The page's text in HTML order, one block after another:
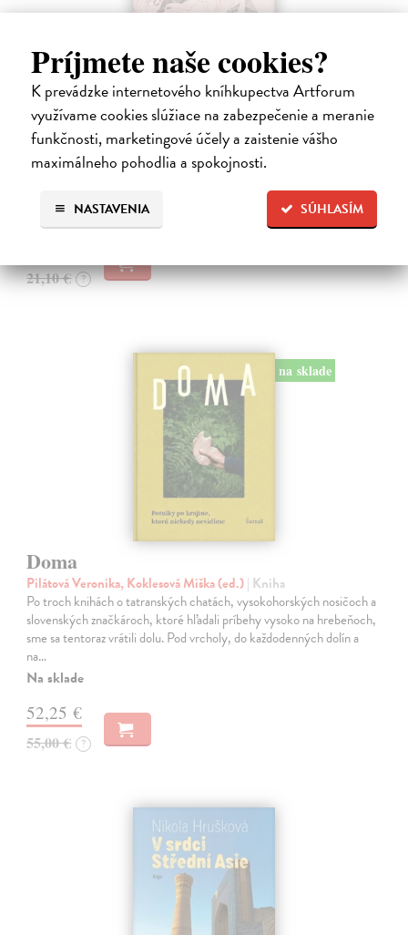
Príjmete naše cookies?
K prevádzke internetového kníhkupectva Artforum
využívame cookies slúžiace na zabezpečenie a meranie
funkčnosti, marketingové účely a zaistenie vášho
maximálneho pohodlia a spokojnosti.
SÚHLASÍM
NASTAVENIA
Obušky a chačapuri
Karlíková Eva| Kniha
Kniha přináší svědectví o společenské, politické a kulturní situaci
Gruzie v přelomovém období 2024–2025, kdy se mladá demokracie
s proevropským směřováním proměnila ve stát ovládaný jednou
Na sklade
21,10 € ?
na sklade
Doma
Pilátová Veronika, Koklesová Miška (ed.)| Kniha
Po troch knihách o tatranských chatách, vysokohorských nosičoch a
slovenských značkároch, ktoré hľadali príbehy vysoko na hrebeňoch,
sme sa tentoraz vrátili dolu. Pod vrcholy, do každodenných dolín a
na…
Na sklade
52,25 €
55,00 € ?